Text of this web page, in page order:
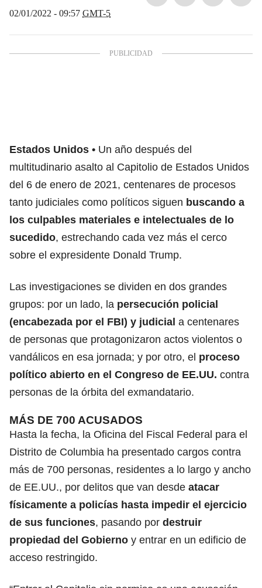
02/01/2022 - 09:57 GMT-5
Estados Unidos
Un año después del
multitudinario asalto al Capitolio de Estados Unidos
del 6 de enero de 2021, centenares de procesos
tanto judiciales como políticos siguen buscando a
los culpables materiales e intelectuales de lo
sucedido, estrechando cada vez más el cerco
sobre el expresidente Donald Trump.
Las investigaciones se dividen en dos grandes
grupos: por un lado, la persecución policial
(encabezada por el FBI) y judicial a centenares
de personas que protagonizaron actos violentos o
vandálicos en esa jornada; y por otro, el proceso
político abierto en el Congreso de EE.UU. contra
personas de la órbita del exmandatario.
MÁS DE 700 ACUSADOS
Hasta la fecha, la Oficina del Fiscal Federal para el
Distrito de Columbia ha presentado cargos contra
más de 700 personas, residentes a lo largo y ancho
de EE.UU., por delitos que van desde atacar
físicamente a policías hasta impedir el ejercicio
de sus funciones, pasando por destruir
propiedad del Gobierno y entrar en un edificio de
acceso restringido.